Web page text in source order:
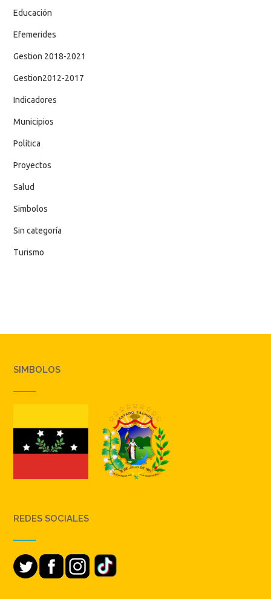
Educación
Efemerides
Gestion 2018-2021
Gestion2012-2017
Indicadores
Municipios
Política
Proyectos
Salud
Simbolos
Sin categoría
Turismo
SIMBOLOS
REDES SOCIALES